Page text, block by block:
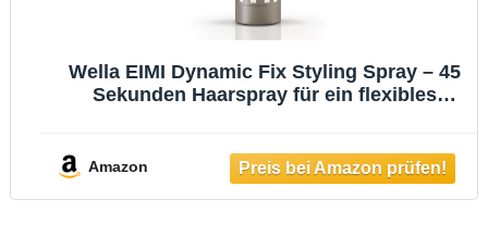
Wella EIMI Dynamic Fix Styling Spray – 45
Sekunden Haarspray für ein flexibles
Amazon